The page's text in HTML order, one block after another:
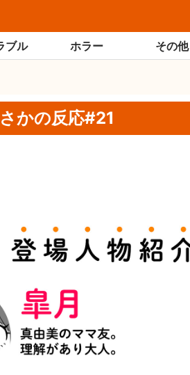
ブル ホラー その他
かの反応#21